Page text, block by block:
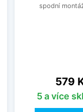
spodní
Cena
579
5 a více